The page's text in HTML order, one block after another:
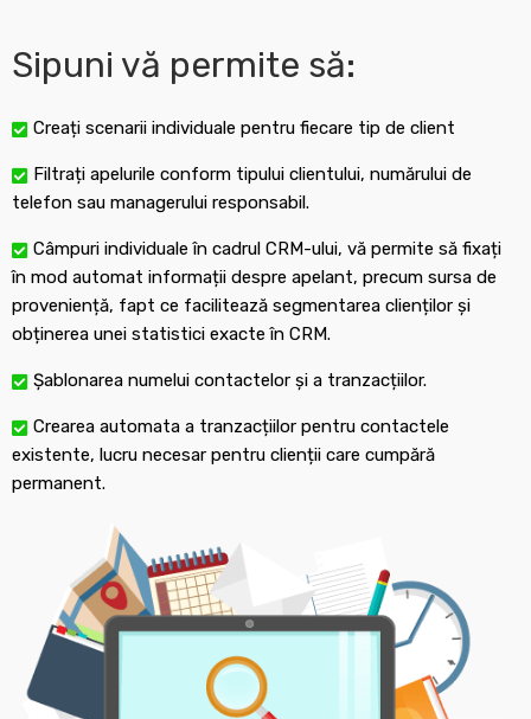
Sipuni vă permite să:
Creați scenarii individuale pentru fiecare tip de client
Filtrați apelurile conform tipului clientului, numărului de
telefon sau managerului responsabil.
Câmpuri individuale în cadrul CRM-ului, vă permite să fixați
în mod automat informații despre apelant, precum sursa de
proveniență, fapt ce facilitează segmentarea clienților și
obținerea unei statistici exacte în CRM.
Șablonarea numelui contactelor și a tranzacțiilor.
Crearea automata a tranzacțiilor pentru contactele
existente, lucru necesar pentru clienții care cumpără
permanent.